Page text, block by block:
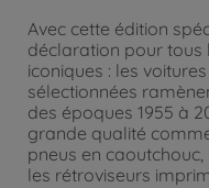
Avec cette édition
déclaration pour tous
iconiques : les
sélectionnées
des époques 1955 à
grande qualité
pneus en
les rétroviseurs